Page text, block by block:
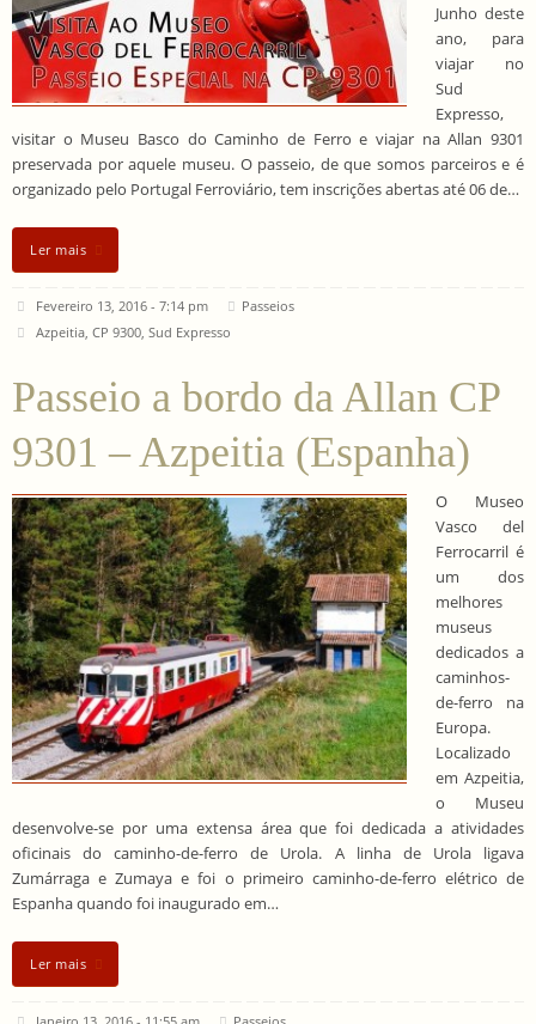
Junho deste
ano, para
viajar no
Sud
Expresso,
visitar o Museu Basco do Caminho de Ferro e viajar na Allan 9301
preservada por aquele museu. O passeio, de que somos parceiros e é
organizado pelo Portugal Ferroviário, tem inscrições abertas até 06 de…
Ler mais
Fevereiro 13, 2016 - 7:14 pm
Passeios
Azpeitia, CP 9300, Sud Expresso
Passeio a bordo da Allan CP
9301 – Azpeitia (Espanha)
O Museo
Vasco del
Ferrocarril é
um dos
melhores
museus
dedicados a
caminhos-
de-ferro na
Europa.
Localizado
em Azpeitia,
o Museu
desenvolve-se por uma extensa área que foi dedicada a atividades
oficinais do caminho-de-ferro de Urola. A linha de Urola ligava
Zumárraga e Zumaya e foi o primeiro caminho-de-ferro elétrico de
Espanha quando foi inaugurado em…
Ler mais